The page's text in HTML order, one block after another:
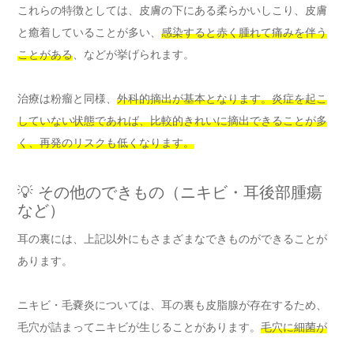
これらの特徴としては、皮膚の下にある柔らかいしこり、皮膚
と癒着していることが多い、 感染すると赤く腫れて痛みを伴う
ことがある、などが挙げられます。
治療は粉瘤と同様、 外科的摘出が基本となります。炎症を起こ
していない状態であれば、比較的きれいに摘出できることが多
く、再発のリスクも低くなります。
💡 その他のできもの（ニキビ・耳後部腫瘍
など）
耳の裏には、上記以外にもさまざまなできものができることが
あります。
ニキビ・毛嚢炎については、耳の裏も皮脂腺が存在するため、
毛穴が詰まってニキビが生じることがあります。 毛穴に細菌が